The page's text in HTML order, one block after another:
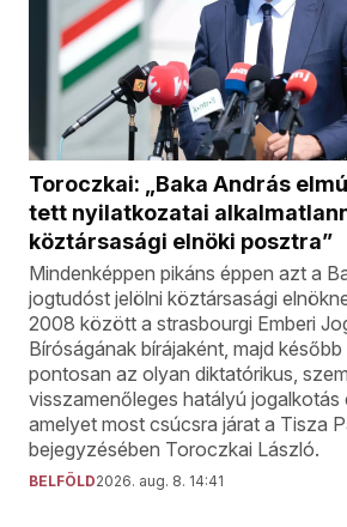
Toroczkai: „Baka András
tett nyilatkozatai
köztársasági elnöki posztra”
Mindenképpen pikáns éppen azt a
jogtudóst jelölni köztársasági
2008 között a strasbourgi Emberi
Bíróságának bírájaként, majd
pontosan az olyan diktatórikus,
visszamenőleges hatályú jogalkotás
amelyet most csúcsra járat a Tisza
bejegyzésében Toroczkai László.
BELFÖLD2026. aug. 8. 14:41